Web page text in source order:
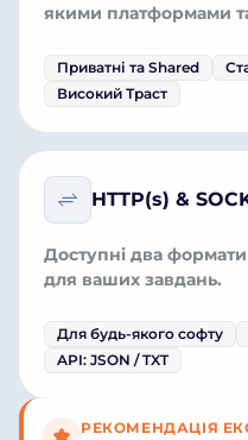
якими платформами
Приватні та Shared
Високий Траст
HTTP(s) &
Доступні два
для ваших завдань.
Для будь-якого софту
API: JSON / TXT
РЕКОМЕНДАЦІЯ